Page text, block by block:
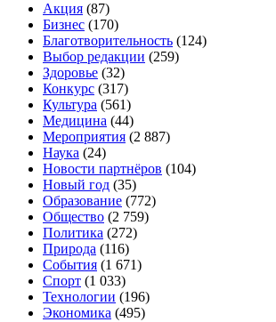
Акция (87)
Бизнес (170)
Благотворительность (124)
Выбор редакции (259)
Здоровье (32)
Конкурс (317)
Культура (561)
Медицина (44)
Мероприятия (2 887)
Наука (24)
Новости партнёров (104)
Новый год (35)
Образование (772)
Общество (2 759)
Политика (272)
Природа (116)
События (1 671)
Спорт (1 033)
Технологии (196)
Экономика (495)